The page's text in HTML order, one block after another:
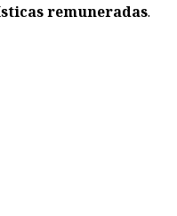
remuneradas.